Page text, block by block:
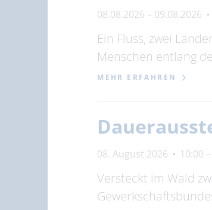
08.08.2026 – 09.08.2026
Ein Fluss, zwei
Menschen entlang
MEHR ERFAHREN
08. August 2026 10:00
Versteckt im Wald